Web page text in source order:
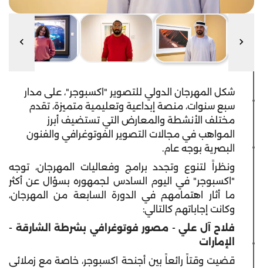
شكل المهرجان الدولي للتصوير "اكسبوجر"، على مدار
سبع سنوات، منصة إبداعية وتعليمية متميزة، تقدم
مختلف الأنشطة والمعارض التي تستضيف أبرز
المواهب في مجالات التصوير الفوتوغرافي والفنون
البصرية بوجه عام.
ونظراً لتنوع وتجدد برامج وفعاليات المهرجان، توجه
"اكسبوجر" في اليوم السادس لجمهوره بسؤال عن أكثر
ما أثار اهتمامهم في الدورة السابعة من المهرجان،
وكانت إجاباتهم كالتالي:
فلاح آل علي - مصور فوتوغرافي بشرطة الشارقة -
الإمارات
قضيت وقتاً رائعاً بين أجنحة اكسبوجر، خاصة مع زملائي